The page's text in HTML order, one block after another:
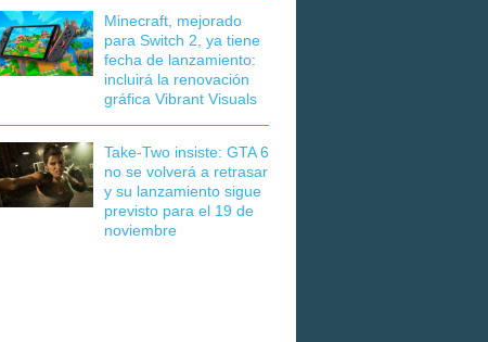
Minecraft, mejorado
para Switch 2, ya tiene
fecha de lanzamiento:
incluirá la renovación
gráfica Vibrant Visuals
Take-Two insiste: GTA 6
no se volverá a retrasar
y su lanzamiento sigue
previsto para el 19 de
noviembre